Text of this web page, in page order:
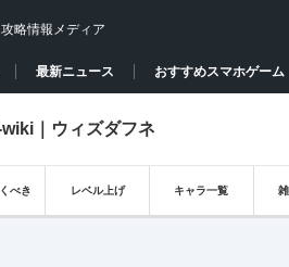
略情報メディア
最新ニュース おすすめスマホゲーム
｜ウィズダフネ
べき レベル上げ キャラ一覧